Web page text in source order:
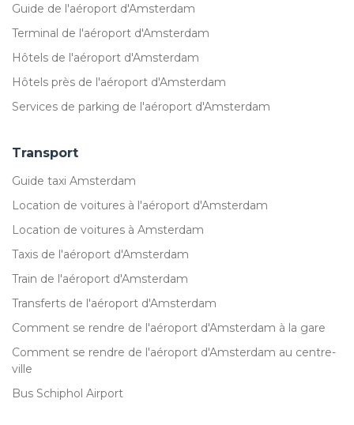
Guide de l'aéroport d'Amsterdam
Terminal de l'aéroport d'Amsterdam
Hôtels de l'aéroport d'Amsterdam
Hôtels près de l'aéroport d'Amsterdam
Services de parking de l'aéroport d'Amsterdam
Transport
Guide taxi Amsterdam
Location de voitures à l'aéroport d'Amsterdam
Location de voitures à Amsterdam
Taxis de l'aéroport d'Amsterdam
Train de l'aéroport d'Amsterdam
Transferts de l'aéroport d'Amsterdam
Comment se rendre de l'aéroport d'Amsterdam à la gare
Comment se rendre de l'aéroport d'Amsterdam au centre-
ville
Bus Schiphol Airport